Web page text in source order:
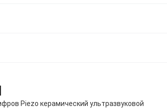
Piezo керамический ультразвуковой